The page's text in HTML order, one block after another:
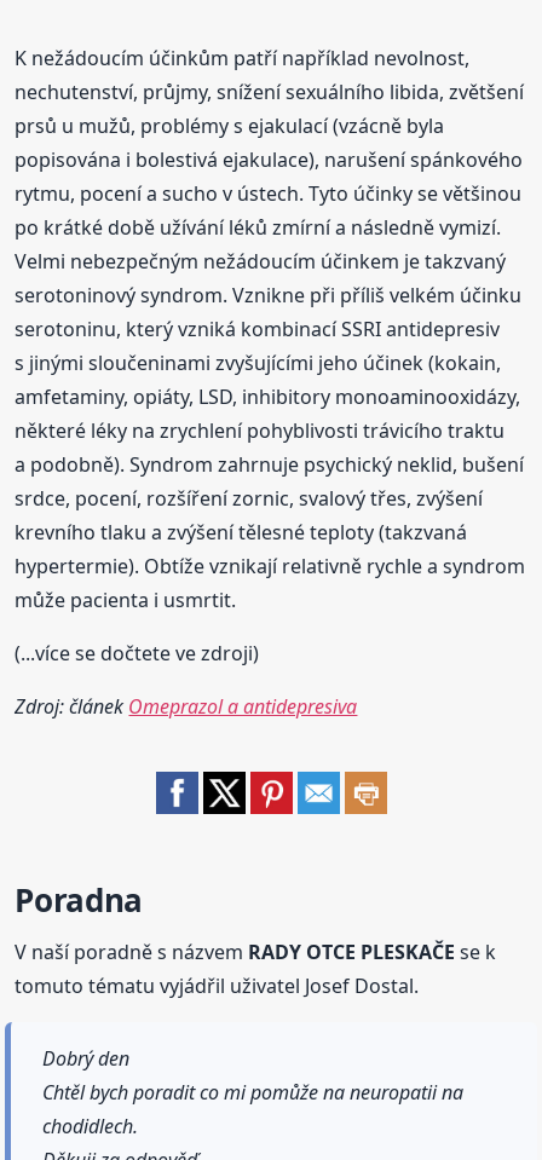
K nežádoucím účinkům patří například nevolnost,
nechutenství, průjmy, snížení sexuálního libida, zvětšení
prsů u mužů, problémy s ejakulací (vzácně byla
popisována i bolestivá ejakulace), narušení spánkového
rytmu, pocení a sucho v ústech. Tyto účinky se většinou
po krátké době užívání léků zmírní a následně vymizí.
Velmi nebezpečným nežádoucím účinkem je takzvaný
serotoninový syndrom. Vznikne při příliš velkém účinku
serotoninu, který vzniká kombinací SSRI antidepresiv
s jinými sloučeninami zvyšujícími jeho účinek (kokain,
amfetaminy, opiáty, LSD, inhibitory monoaminooxidázy,
některé léky na zrychlení pohyblivosti trávicího traktu
a podobně). Syndrom zahrnuje psychický neklid, bušení
srdce, pocení, rozšíření zornic, svalový třes, zvýšení
krevního tlaku a zvýšení tělesné teploty (takzvaná
hypertermie). Obtíže vznikají relativně rychle a syndrom
může pacienta i usmrtit.
(...více se dočtete ve zdroji)
Zdroj: článek Omeprazol a antidepresiva
Poradna
V naší poradně s názvem RADY OTCE PLESKAČE se k
tomuto tématu vyjádřil uživatel Josef Dostal.
Dobrý den
Chtěl bych poradit co mi pomůže na neuropatii na
chodidlech.